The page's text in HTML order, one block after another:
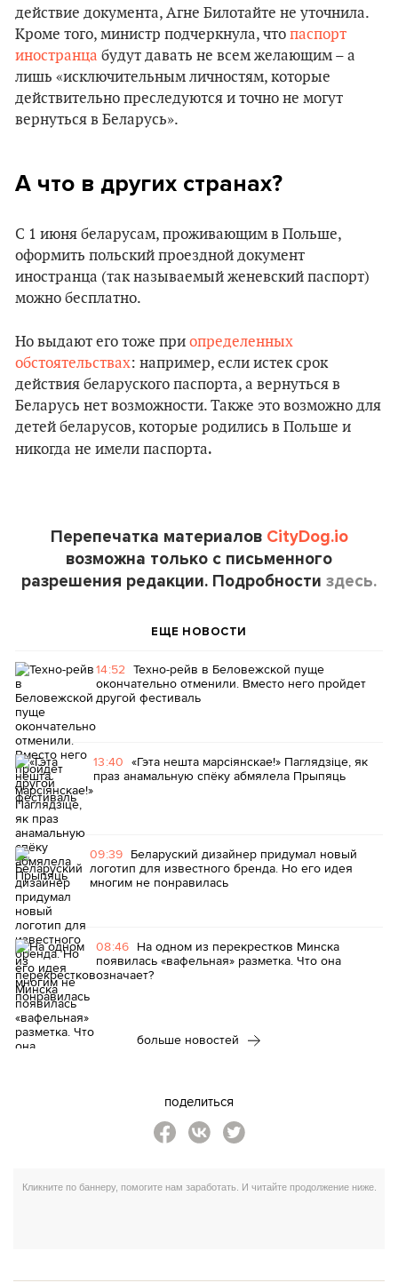
действие документа, Агне Билотайте не уточнила.
Кроме того, министр подчеркнула, что паспорт
иностранца будут давать не всем желающим – а
лишь «исключительным личностям, которые
действительно преследуются и точно не могут
вернуться в Беларусь».
А что в других странах?
С 1 июня беларусам, проживающим в Польше,
оформить польский проездной документ
иностранца (так называемый женевский паспорт)
можно бесплатно.
Но выдают его тоже при определенных
обстоятельствах: например, если истек срок
действия беларуского паспорта, а вернуться в
Беларусь нет возможности. Также это возможно для
детей беларусов, которые родились в Польше и
никогда не имели паспорта.
Перепечатка материалов CityDog.io
возможна только с письменного
разрешения редакции. Подробности здесь.
ЕЩЕ НОВОСТИ
14:52 Техно-рейв в Беловежской пуще
окончательно отменили. Вместо него пройдет
другой фестиваль
13:40 «Гэта нешта марсіянскае!» Паглядзіце, як
праз анамальную спёку абмялела Прыпяць
09:39 Беларуский дизайнер придумал новый
логотип для известного бренда. Но его идея
многим не понравилась
08:46 На одном из перекрестков Минска
появилась «вафельная» разметка. Что она
означает?
больше новостей
поделиться